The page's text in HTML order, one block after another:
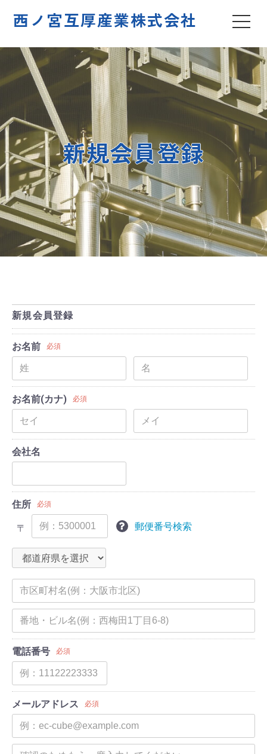
西ノ宮互厚産業株式会社
新規会員登録
新規会員登録
お名前 必須
お名前(カナ) 必須
会社名
住所 必須
〒 郵便番号検索
電話番号 必須
メールアドレス 必須